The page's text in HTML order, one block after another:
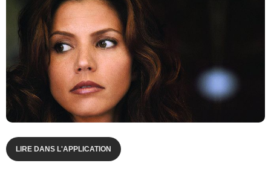
LIRE DANS L'APPLICATION